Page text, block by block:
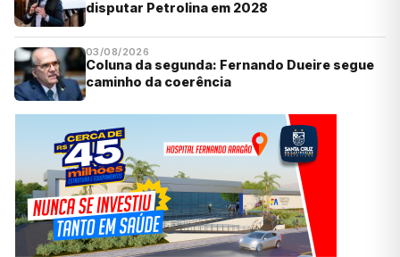
disputar Petrolina em 2028
03/08/2026
Coluna da segunda: Fernando Dueire segue
caminho da coerência